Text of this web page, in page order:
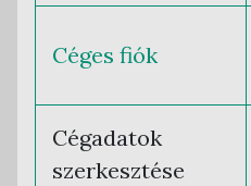
Céges fiók
Cégadatok
szerkesztése